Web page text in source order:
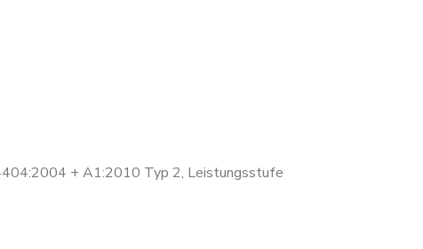
+ A1:2010 Typ 2, Leistungsstufe